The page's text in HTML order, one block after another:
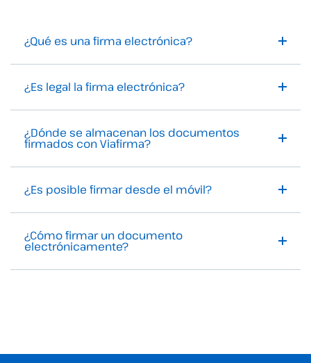
¿Qué es una firma electrónica?
¿Es legal la firma electrónica?
¿Dónde se almacenan los documentos
firmados con Viafirma?
¿Es posible firmar desde el móvil?
¿Cómo firmar un documento
electrónicamente?